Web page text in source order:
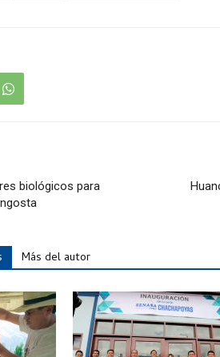
biológicos para
Más del autor